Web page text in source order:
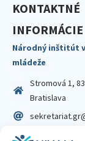
KONTAKTNÉ
INFORMÁCIE
Národný inštitút
mládeže
Stromová 1,
Bratislava
IČO: 00164348